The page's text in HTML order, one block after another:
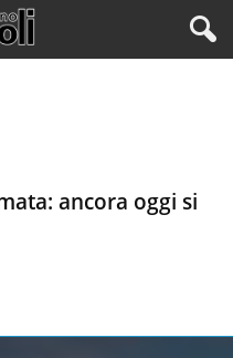
ancora oggi si